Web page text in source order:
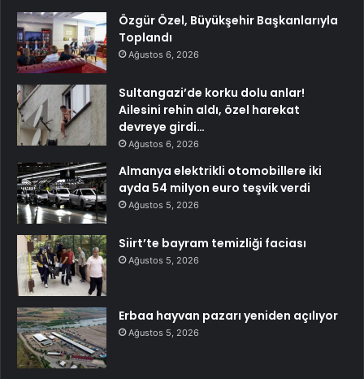
Özgür Özel, Büyükşehir Başkanlarıyla
Toplandı
Ağustos 6, 2026
Sultangazi’de korku dolu anlar!
Ailesini rehin aldı, özel harekat
devreye girdi…
Ağustos 6, 2026
Almanya elektrikli otomobillere iki
ayda 54 milyon euro teşvik verdi
Ağustos 5, 2026
Siirt’te bayram temizliği faciası
Ağustos 5, 2026
Erbaa hayvan pazarı yeniden açılıyor
Ağustos 5, 2026